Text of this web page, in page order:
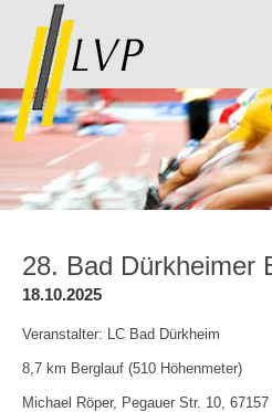
28. Bad Dürkheimer
18.10.2025
Veranstalter: LC Bad Dürkheim
8,7 km Berglauf (510 Höhenmeter)
Michael Röper, Pegauer Str. 10,